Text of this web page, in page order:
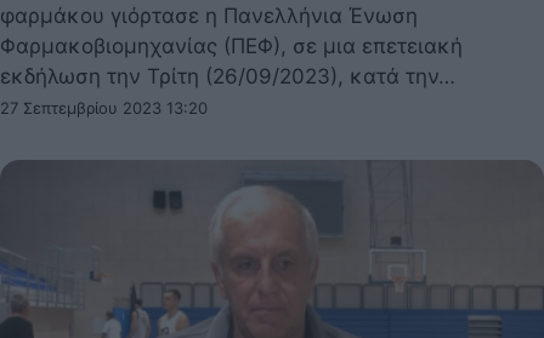
φαρμάκου γιόρτασε η Πανελλήνια Ένωση
Φαρμακοβιομηχανίας (ΠΕΦ), σε μια επετειακή
εκδήλωση την Τρίτη (26/09/2023), κατά την…
27 Σεπτεμβρίου 2023 13:20